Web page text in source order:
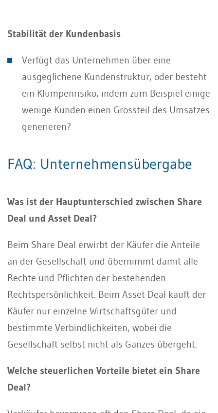
Stabilität der Kundenbasis
Verfügt das Unternehmen über eine
ausgeglichene Kundenstruktur, oder besteht
ein Klumpenrisiko, indem zum Beispiel einige
wenige Kunden einen Grossteil des Umsatzes
generieren?
FAQ: Unternehmensübergabe
Was ist der Hauptunterschied zwischen Share
Deal und Asset Deal?
Beim Share Deal erwirbt der Käufer die Anteile
an der Gesellschaft und übernimmt damit alle
Rechte und Pflichten der bestehenden
Rechtspersönlichkeit. Beim Asset Deal kauft der
Käufer nur einzelne Wirtschaftsgüter und
bestimmte Verbindlichkeiten, wobei die
Gesellschaft selbst nicht als Ganzes übergeht.
Welche steuerlichen Vorteile bietet ein Share
Deal?